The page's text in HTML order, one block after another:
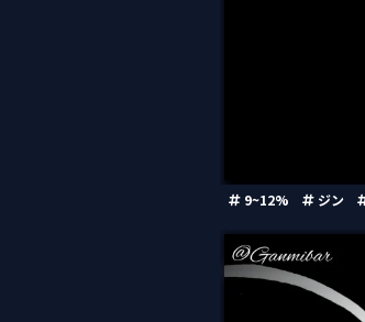
9~12% ジン